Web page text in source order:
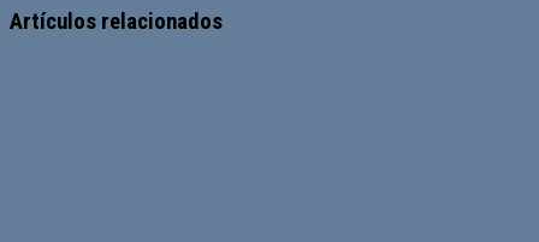
web
Artículos relacionados